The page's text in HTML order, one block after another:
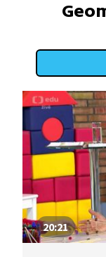
20:21